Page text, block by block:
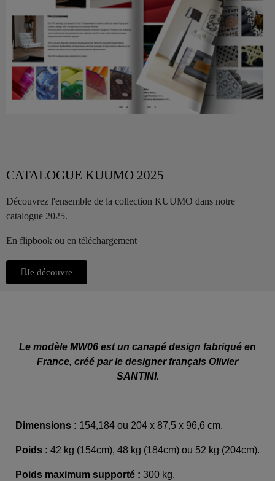
CATALOGUE KUUMO 2025
Découvrez l'ensemble de la collection KUUMO dans notre
catalogue 2025.
En flipbook ou en téléchargement
Je découvre
Le modèle MW06 est un canapé design fabriqué en
France, créé par le designer français Olivier
SANTINI.
Dimensions : 154,184 ou 204 x 87,5 x 96,6 cm.
Poids : 42 kg (154cm), 48 kg (184cm) ou 52 kg (204cm).
Poids maximum supporté : 300 kg.